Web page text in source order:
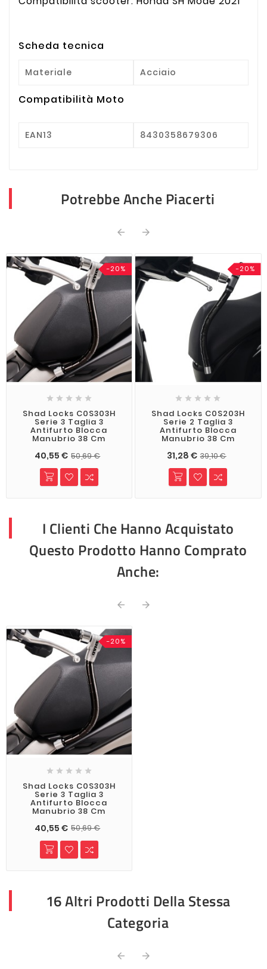
Scheda tecnica
Materiale Acciaio
Compatibilità Moto
EAN13 8430358679306
Potrebbe Anche Piacerti
 
-20%
    
Shad Locks C0S303H
Serie 3 Taglia 3
Antifurto Blocca
Manubrio 38 Cm
40,55 € 50,69 €
-20%
    
Shad Locks C0S203H
Serie 2 Taglia 3
Antifurto Blocca
Manubrio 38 Cm
31,28 € 39,10 €
I Clienti Che Hanno Acquistato
Questo Prodotto Hanno Comprato
Anche:
 
-20%
    
Shad Locks C0S303H
Serie 3 Taglia 3
Antifurto Blocca
Manubrio 38 Cm
40,55 € 50,69 €
16 Altri Prodotti Della Stessa
Categoria
 